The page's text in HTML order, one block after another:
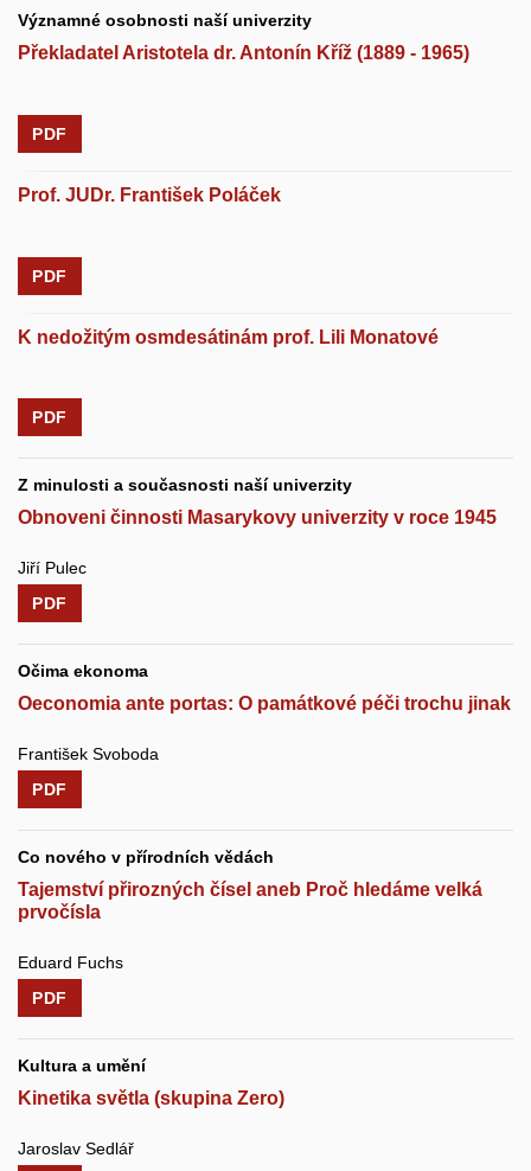
Významné osobnosti naší univerzity
Překladatel Aristotela dr. Antonín Kříž (1889 - 1965)
PDF
Prof. JUDr. František Poláček
PDF
K nedožitým osmdesátinám prof. Lili Monatové
PDF
Z minulosti a současnosti naší univerzity
Obnoveni činnosti Masarykovy univerzity v roce 1945
Jiří Pulec
PDF
Očima ekonoma
Oeconomia ante portas: O památkové péči trochu jinak
František Svoboda
PDF
Co nového v přírodních vědách
Tajemství přirozných čísel aneb Proč hledáme velká
prvočísla
Eduard Fuchs
PDF
Kultura a umění
Kinetika světla (skupina Zero)
Jaroslav Sedlář